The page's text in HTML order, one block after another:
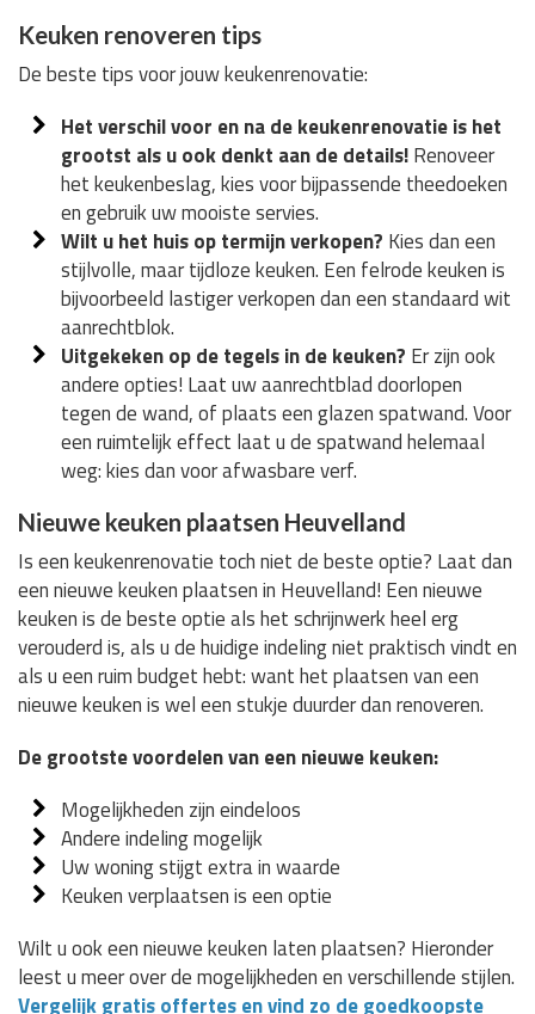
Keuken renoveren tips
De beste tips voor jouw keukenrenovatie:
Het verschil voor en na de keukenrenovatie is het
grootst als u ook denkt aan de details!Renoveer
het keukenbeslag, kies voor bijpassende theedoeken
en gebruik uw mooiste servies.
Wilt u het huis op termijn verkopen? Kies dan een
stijlvolle, maar tijdloze keuken. Een felrode keuken is
bijvoorbeeld lastiger verkopen dan een standaard wit
aanrechtblok.
Uitgekeken op de tegels in de keuken? Er zijn ook
andere opties! Laat uw aanrechtblad doorlopen
tegen de wand, of plaats een glazen spatwand. Voor
een ruimtelijk effect laat u de spatwand helemaal
weg: kies dan voor afwasbare verf.
Nieuwe keuken plaatsen Heuvelland
Is een keukenrenovatie toch niet de beste optie? Laat dan
een nieuwe keuken plaatsen in Heuvelland! Een nieuwe
keuken is de beste optie als het schrijnwerk heel erg
verouderd is, als u de huidige indeling niet praktisch vindt en
als u een ruim budget hebt: want het plaatsen van een
nieuwe keuken is wel een stukje duurder dan renoveren.
De grootste voordelen van een nieuwe keuken:
Mogelijkheden zijn eindeloos
Andere indeling mogelijk
Uw woning stijgt extra in waarde
Keuken verplaatsen is een optie
Wilt u ook een nieuwe keuken laten plaatsen? Hieronder
leest u meer over de mogelijkheden en verschillende stijlen.
Vergelijk gratis offertes en vind zo de goedkoopste